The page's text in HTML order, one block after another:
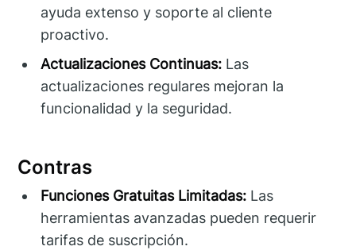
ayuda extenso y soporte al cliente
proactivo.
Actualizaciones Continuas: Las
actualizaciones regulares mejoran la
funcionalidad y la seguridad.
Contras
Funciones Gratuitas Limitadas: Las
herramientas avanzadas pueden requerir
tarifas de suscripción.